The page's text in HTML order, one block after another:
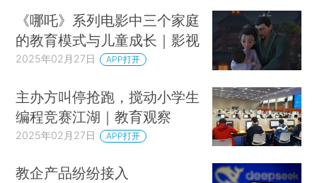
《哪吒》系列电影中三个家庭
的教育模式与儿童成长｜影视
2025年02月27日 APP打开
主办方叫停抢跑，搅动小学生
编程竞赛江湖｜教育观察
2025年02月27日 APP打开
教企产品纷纷接入